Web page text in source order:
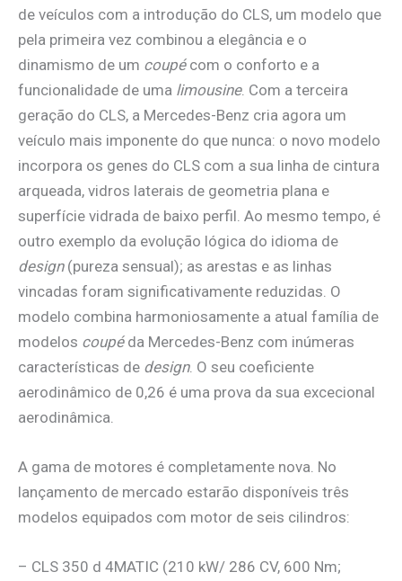
de veículos com a introdução do CLS, um modelo que
pela primeira vez combinou a elegância e o
dinamismo de um coupécom o conforto e a
funcionalidade de uma limousine. Com a terceira
geração do CLS, a Mercedes-Benz cria agora um
veículo mais imponente do que nunca: o novo modelo
incorpora os genes do CLS com a sua linha de cintura
arqueada, vidros laterais de geometria plana e
superfície vidrada de baixo perfil. Ao mesmo tempo, é
outro exemplo da evolução lógica do idioma de
design(pureza sensual); as arestas e as linhas
vincadas foram significativamente reduzidas. O
modelo combina harmoniosamente a atual família de
modelos coupéda Mercedes-Benz com inúmeras
características de design. O seu coeficiente
aerodinâmico de 0,26 é uma prova da sua excecional
aerodinâmica.
A gama de motores é completamente nova. No
lançamento de mercado estarão disponíveis três
modelos equipados com motor de seis cilindros:
– CLS 350 d 4MATIC (210 kW/ 286 CV, 600 Nm;